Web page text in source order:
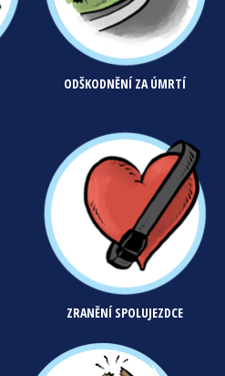
ODŠKODNĚNÍ ZA ÚMRTÍ
ZRANĚNÍ SPOLUJEZDCE